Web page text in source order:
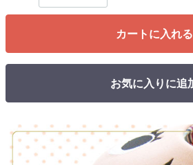
カートに入れる
お気に入りに追